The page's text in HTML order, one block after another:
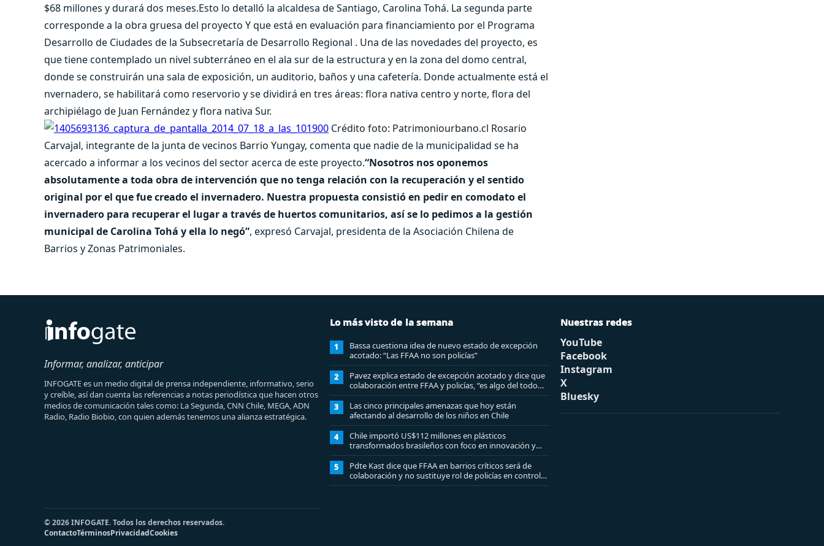
$68 millones y durará dos meses.Esto lo detalló la alcaldesa de Santiago, Carolina Tohá. La segunda parte
corresponde a la obra gruesa del proyecto Y que está en evaluación para financiamiento por el Programa
Desarrollo de Ciudades de la Subsecretaría de Desarrollo Regional . Una de las novedades del proyecto, es
que tiene contemplado un nivel subterráneo en el ala sur de la estructura y en la zona del domo central,
donde se construirán una sala de exposición, un auditorio, baños y una cafetería. Donde actualmente está el
nvernadero, se habilitará como reservorio y se dividirá en tres áreas: flora nativa centro y norte, flora del
archipiélago de Juan Fernández y flora nativa Sur.
Crédito foto: Patrimoniourbano.cl Rosario
Carvajal, integrante de la junta de vecinos Barrio Yungay, comenta que nadie de la municipalidad se ha
acercado a informar a los vecinos del sector acerca de este proyecto.“Nosotros nos oponemos
absolutamente a toda obra de intervención que no tenga relación con la recuperación y el sentido
original por el que fue creado el invernadero. Nuestra propuesta consistió en pedir en comodato el
invernadero para recuperar el lugar a través de huertos comunitarios, así se lo pedimos a la gestión
municipal de Carolina Tohá y ella lo negó”, expresó Carvajal, presidenta de la Asociación Chilena de
Barrios y Zonas Patrimoniales.
Informar, analizar, anticipar
INFOGATE es un medio digital de prensa independiente, informativo, serio
y creíble, así dan cuenta las referencias a notas periodística que hacen otros
medios de comunicación tales como: La Segunda, CNN Chile, MEGA, ADN
Radio, Radio Biobio, con quien además tenemos una alianza estratégica.
Lo más visto de la semana
1
Bassa cuestiona idea de nuevo estado de excepción
acotado: “Las FFAA no son policías”
2
Pavez explica estado de excepción acotado y dice que
colaboración entre FFAA y policías, “es algo del todo
pertinente analizar”
3
Las cinco principales amenazas que hoy están
afectando al desarrollo de los niños en Chile
4
Chile importó US$112 millones en plásticos
transformados brasileños con foco en innovación y
sostenibilidad
5
Pdte Kast dice que FFAA en barrios críticos será de
colaboración y no sustituye rol de policías en control
del orden público
Nuestras redes
YouTube
Facebook
Instagram
X
Bluesky
© 2026 INFOGATE. Todos los derechos reservados.
ContactoTérminosPrivacidadCookies